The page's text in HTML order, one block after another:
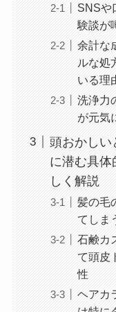
SNSや
験談が
余計な
ルな処
いる理
洗浄力
が元気
頭おかしい
に潜む具体
しく解説
髪の毛
てしま
石鹸カ
て頭皮
性
ヘアカ